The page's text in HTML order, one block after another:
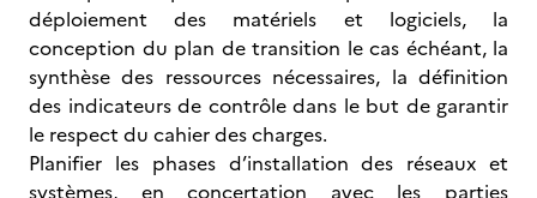
déploiement des matériels et logiciels, la
conception du plan de transition le cas échéant, la
synthèse des ressources nécessaires, la définition
des indicateurs de contrôle dans le but de garantir
le respect du cahier des charges.
Planifier les phases d’installation des réseaux et
systèmes, en concertation avec les parties